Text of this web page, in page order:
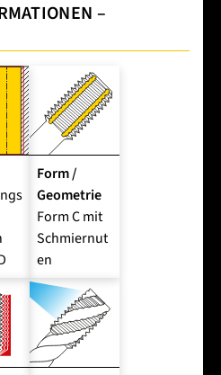
–
Form /
Geometrie
Form C mit
Schmiernut
en